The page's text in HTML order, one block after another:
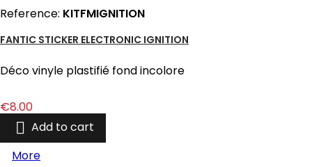
Reference: KITFMIGNITION
FANTIC STICKER ELECTRONIC IGNITION
Déco vinyle plastifié fond incolore
Price
€8.00
 Add to cart
More